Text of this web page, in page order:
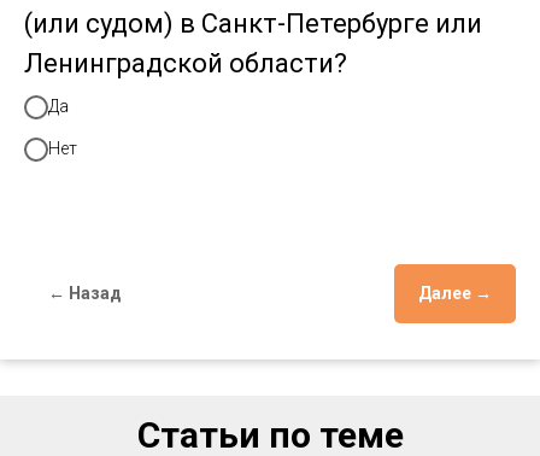
(или судом) в Санкт-Петербурге или
Ленинградской области?
Да
Нет
← Назад Далее →
Статьи по теме